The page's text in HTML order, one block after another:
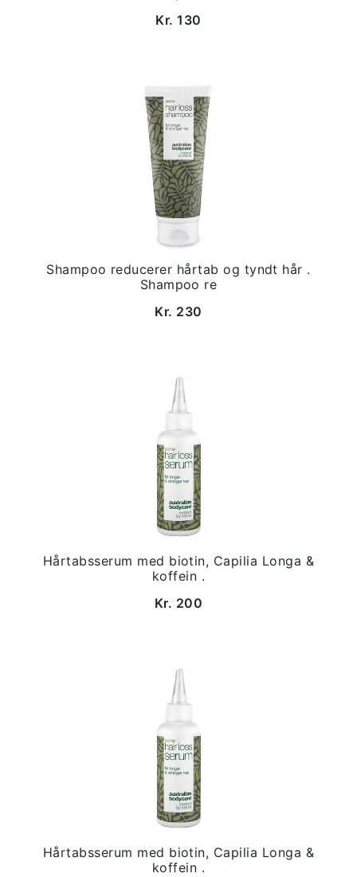
Kr. 130
Shampoo reducerer hårtab og tyndt hår .
Shampoo re
Kr. 230
Hårtabsserum med biotin, Capilia Longa &
koffein .
Kr. 200
Hårtabsserum med biotin, Capilia Longa &
koffein .